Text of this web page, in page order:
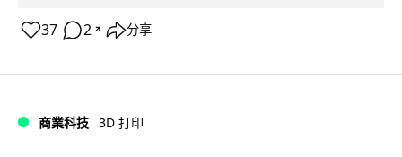
37 2 ↗ 分享
商業科技 3D 打印